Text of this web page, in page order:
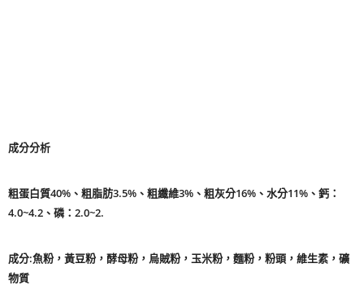
成分分析
粗蛋白質40%、粗脂肪3.5%、粗纖維3%、粗灰分16%、水分11%、鈣：
4.0~4.2、磷：2.0~2.
成分:魚粉，黃豆粉，酵母粉，烏賊粉，玉米粉，麵粉，粉頭，維生素，礦
物質